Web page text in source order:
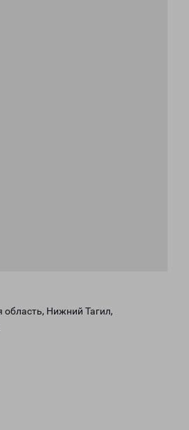
область, Нижний Тагил,